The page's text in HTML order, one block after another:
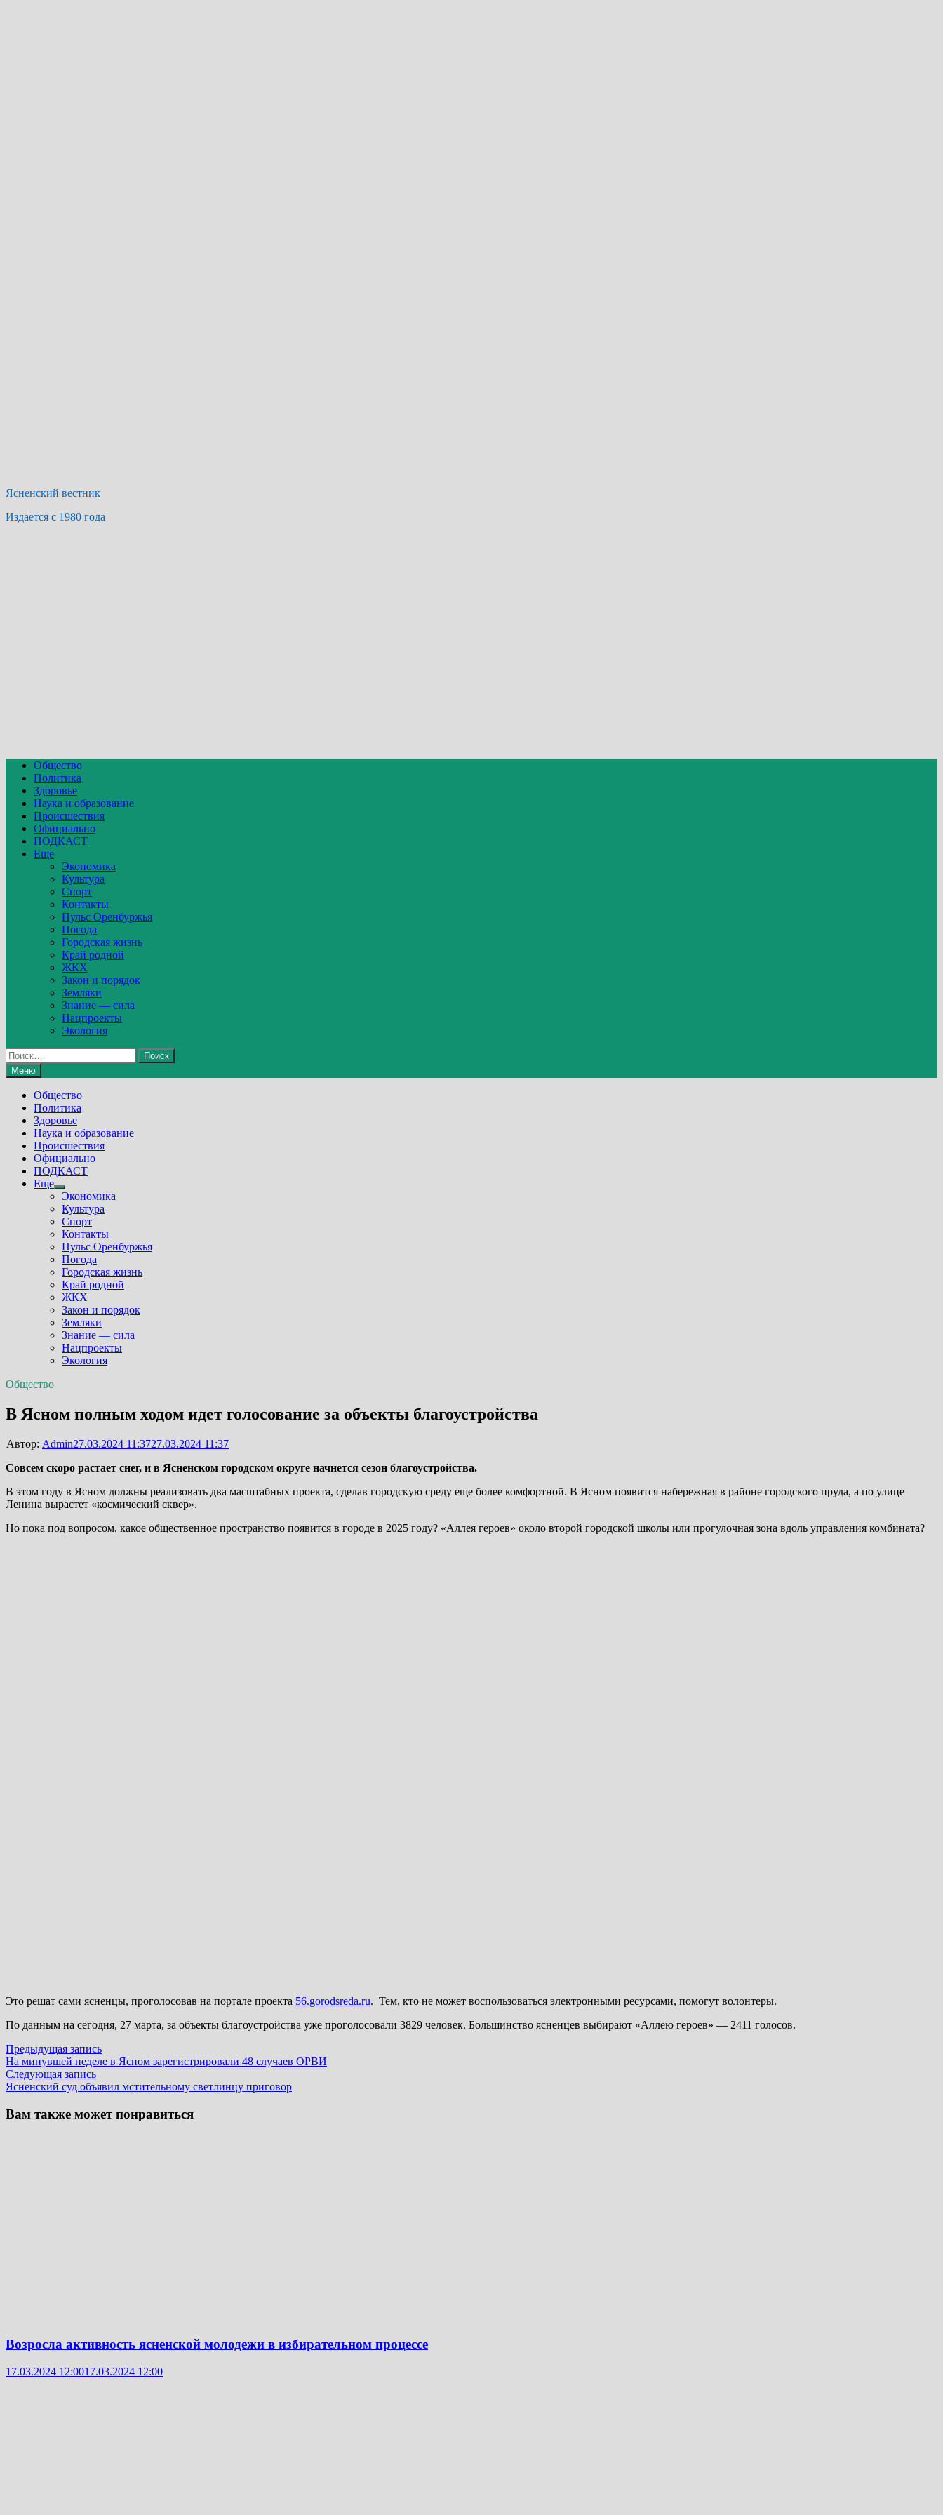
Ясненский вестник
Издается с 1980 года
Общество
Политика
Здоровье
Наука и образование
Происшествия
Официально
ПОДКАСТ
Еще
Экономика
Культура
Спорт
Контакты
Пульс Оренбуржья
Погода
Городская жизнь
Край родной
ЖКХ
Закон и порядок
Земляки
Знание — сила
Нацпроекты
Экология
Найти:
Меню
Общество
Политика
Здоровье
Наука и образование
Происшествия
Официально
ПОДКАСТ
Еще
Show
sub
menu
Экономика
Культура
Спорт
Контакты
Пульс Оренбуржья
Погода
Городская жизнь
Край родной
ЖКХ
Закон и порядок
Земляки
Знание — сила
Нацпроекты
Экология
Общество
В Ясном полным ходом идет голосование за объекты благоустройства
Автор: Admin27.03.2024 11:3727.03.2024 11:37
Совсем скоро растает снег, и в Ясненском городском округе начнется сезон благоустройства.
В этом году в Ясном должны реализовать два масштабных проекта, сделав городскую среду еще более комфортной. В Ясном появится набережная в районе городского пруда, а по улице
Ленина вырастет «космический сквер».
Но пока под вопросом, какое общественное пространство появится в городе в 2025 году? «Аллея героев» около второй городской школы или прогулочная зона вдоль управления комбината?
Это решат сами ясненцы, проголосовав на портале проекта 56.gorodsreda.ru. Тем, кто не может воспользоваться электронными ресурсами, помогут волонтеры.
По данным на сегодня, 27 марта, за объекты благоустройства уже проголосовали 3829 человек. Большинство ясненцев выбирают «Аллею героев» — 2411 голосов.
Навигация
по
записям
Предыдущая записьПредыдущая
запись:
На минувшей неделе в Ясном зарегистрировали 48 случаев ОРВИ
Следующая записьСледующая
запись:
Ясненский суд объявил мстительному светлинцу приговор
Вам также может понравиться
Возросла активность ясненской молодежи в избирательном процессе
17.03.2024 12:0017.03.2024 12:00